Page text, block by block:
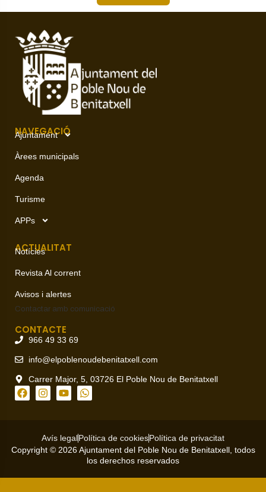
NAVEGACIÓ
Ajuntament
Àrees municipals
Agenda
Turisme
APPs
ACTUALITAT
Notícies
Revista Al corrent
Avisos i alertes
Contactar amb comunicació
CONTACTE
966 49 33 69
info@elpoblenoudebenitatxell.com
Carrer Major, 5, 03726 El Poble Nou de Benitatxell
Avís legalPolítica de cookiesPolítica de privacitat
Copyright © 2026 Ajuntament del Poble Nou de Benitatxell, todos
los derechos reservados